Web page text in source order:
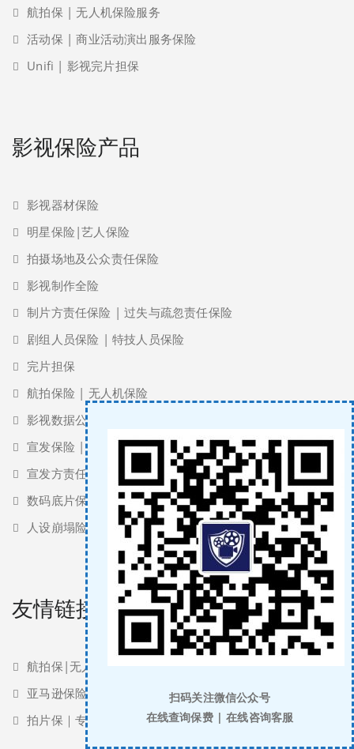
航拍保 | 无人机保险服务
活动保 | 商业活动演出服务保险
Unifi | 影视完片担保
影视保险产品
影视器材保险
明星保险|艺人保险
拍摄场地及公众责任保险
影视制作全险
制片方责任保险 | 过失与疏忽责任保险
剧组人员保险 | 特技人员保险
完片担保
航拍保险 | 无人机保险
影视数据公司职业责任保险 | 影视数据投资保险
宣发保险 | 宣发责任保险 | 保底发行保险
宣发方责任保险
数码底片保险
人设崩塌险
友情链接
航拍保|无人机保险
亚马逊保险 | 亚马逊责任险
拍片保｜专业影视保险服务商
扫码关注微信公众号
在线查询保费 | 在线咨询客服